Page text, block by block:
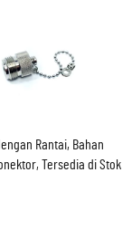
Rantai, Bahan
Tersedia di Stok